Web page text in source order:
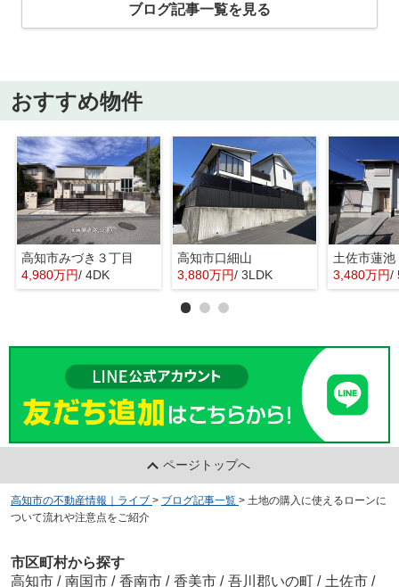
ブログ記事一覧を見る
おすすめ物件
高知市みづき３丁目
4,980万円/ 4DK
高知市口細山
3,880万円/ 3LDK
土佐市蓮池
3,480万円/
ページトップへ
高知市の不動産情報｜ライブ > ブログ記事一覧 > 土地の購入に使えるローンに
ついて流れや注意点をご紹介
市区町村から探す
高知市 / 南国市 / 香南市 / 香美市 / 吾川郡いの町 / 土佐市 /